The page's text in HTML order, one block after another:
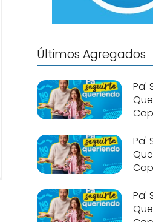
Últimos Agregados
Pa'
Pa'
Pa'